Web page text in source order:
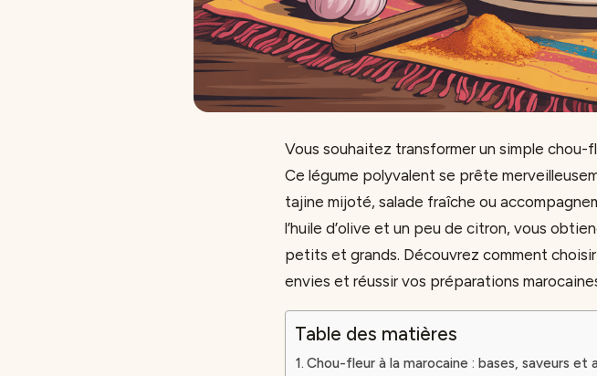
Vous souhaitez transformer un simple chou-
Ce légume polyvalent se prête
tajine mijoté, salade fraîche ou
l’huile d’olive et un peu de citron, vous
petits et grands. Découvrez comment
envies et réussir vos préparations
Table des matières
Chou-fleur à la marocaine : bases, saveurs et